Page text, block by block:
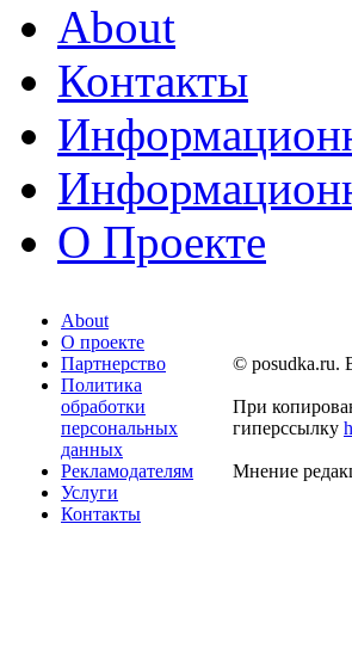
About
Контакты
О Проекте
About
О проекте
Партнерство
Политика
обработки
персональных
данных
Рекламодателям
Услуги
Контакты
© posudka.ru.
При
гиперссылку
Мнение